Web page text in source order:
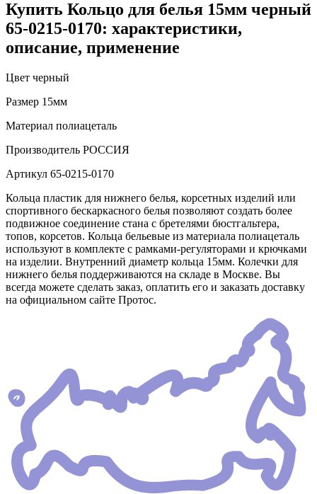
Купить Кольцо для белья 15мм черный
65-0215-0170: характеристики,
описание, применение
Цвет черный
Размер 15мм
Материал полиацеталь
Производитель РОССИЯ
Артикул 65-0215-0170
Кольца пластик для нижнего белья, корсетных изделий или
спортивного бескаркасного белья позволяют создать более
подвижное соединение стана с бретелями бюстгальтера,
топов, корсетов. Кольца бельевые из материала полиацеталь
используют в комплекте с рамками-регуляторами и крючками
на изделии. Внутренний диаметр кольца 15мм. Колечки для
нижнего белья поддерживаются на складе в Москве. Вы
всегда можете сделать заказ, оплатить его и заказать доставку
на официальном сайте Протос.